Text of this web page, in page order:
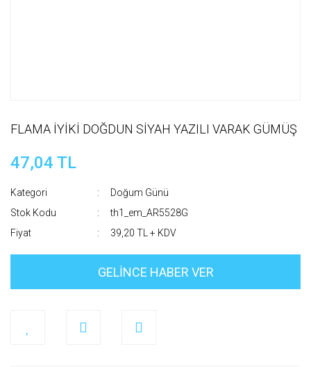
FLAMA İYİKİ DOĞDUN SİYAH YAZILI VARAK GÜMÜŞ
47,04 TL
Kategori
Doğum Günü
Stok Kodu
th1_em_AR5528G
Fiyat
39,20 TL + KDV
GELİNCE HABER VER